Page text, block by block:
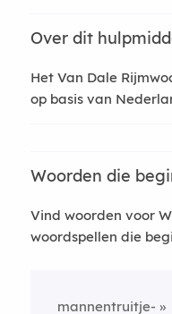
Over dit
Het Van Dale
op basis van
Woorden die
Vind woorden voor
woordspellen die
mannentruitje-